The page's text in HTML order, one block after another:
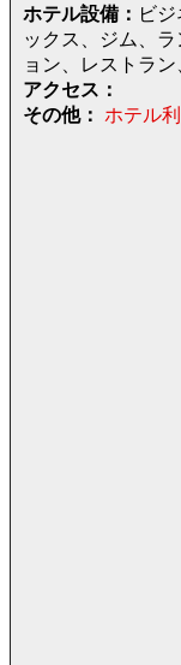
ホテル設備： ビ
ックス、ジム、
ョン、レストラ
アクセス：
その他：
ホテル